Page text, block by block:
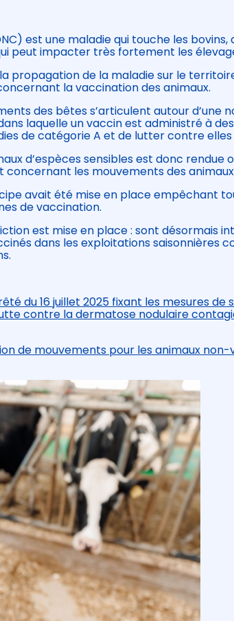
est une maladie qui touche les
peut impacter très fortement les
propagation de la maladie sur le
la vaccination des animaux.
des bêtes s’articulent autour d’une
laquelle un vaccin est administré à
de catégorie A et de lutter contre elles
d’espèces sensibles est donc rendue
concernant les mouvements des
avait été mise en place empêchant
de vaccination.
est mise en place : sont désormais
dans les exploitations saisonnières
du 16 juillet 2025 fixant les mesures de
contre la dermatose nodulaire
de mouvements pour les animaux non-